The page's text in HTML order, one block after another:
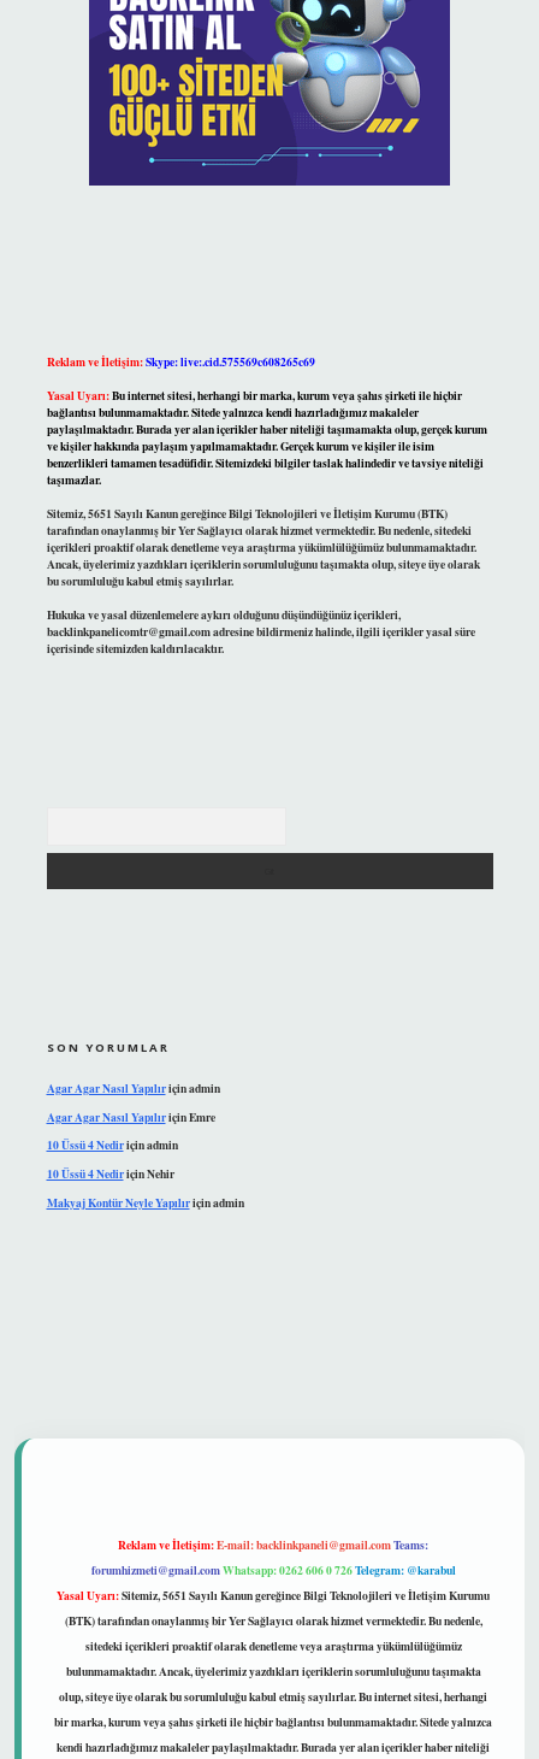
Reklam ve İletişim:Skype: live:.cid.575569c608265c69
Yasal Uyarı:Bu internet sitesi, herhangi bir marka, kurum veya şahıs şirketi ile hiçbir
bağlantısı bulunmamaktadır. Sitede yalnızca kendi hazırladığımız makaleler
paylaşılmaktadır. Burada yer alan içerikler haber niteliği taşımamakta olup, gerçek kurum
ve kişiler hakkında paylaşım yapılmamaktadır. Gerçek kurum ve kişiler ile isim
benzerlikleri tamamen tesadüfidir. Sitemizdeki bilgiler taslak halindedir ve tavsiye niteliği
taşımazlar.
Sitemiz, 5651 Sayılı Kanun gereğince Bilgi Teknolojileri ve İletişim Kurumu (BTK)
tarafından onaylanmış bir Yer Sağlayıcı olarak hizmet vermektedir. Bu nedenle, sitedeki
içerikleri proaktif olarak denetleme veya araştırma yükümlülüğümüz bulunmamaktadır.
Ancak, üyelerimiz yazdıkları içeriklerin sorumluluğunu taşımakta olup, siteye üye olarak
bu sorumluluğu kabul etmiş sayılırlar.
Hukuka ve yasal düzenlemelere aykırı olduğunu düşündüğünüz içerikleri,
backlinkpanelicomtr@gmail.comadresine bildirmeniz halinde, ilgili içerikler yasal süre
içerisinde sitemizden kaldırılacaktır.
SON YORUMLAR
Agar Agar Nasıl Yapılıriçinadmin
Agar Agar Nasıl YapılıriçinEmre
10 Üssü 4 Nediriçinadmin
10 Üssü 4 NediriçinNehir
Makyaj Kontür Neyle Yapılıriçinadmin
Reklam ve İletişim:E-mail:backlinkpaneli@gmail.comTeams:
forumhizmeti@gmail.comWhatsapp: 0262 606 0 726Telegram: @karabul
Yasal Uyarı:Sitemiz, 5651 Sayılı Kanun gereğince Bilgi Teknolojileri ve İletişim Kurumu
(BTK) tarafından onaylanmış bir Yer Sağlayıcı olarak hizmet vermektedir. Bu nedenle,
sitedeki içerikleri proaktif olarak denetleme veya araştırma yükümlülüğümüz
bulunmamaktadır. Ancak, üyelerimiz yazdıkları içeriklerin sorumluluğunu taşımakta
olup, siteye üye olarak bu sorumluluğu kabul etmiş sayılırlar. Bu internet sitesi, herhangi
bir marka, kurum veya şahıs şirketi ile hiçbir bağlantısı bulunmamaktadır. Sitede yalnızca
kendi hazırladığımız makaleler paylaşılmaktadır. Burada yer alan içerikler haber niteliği